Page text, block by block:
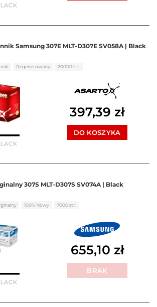
Samsung 307E MLT-D307E SV058A | Black
0 na 5
Regenerowany 20000 str.
397,39 zł
DO KOSZYKA
307S MLT-D307S SV074A | Black
0 na 5
100% Nowy 7000 str.
655,10 zł
BRAK